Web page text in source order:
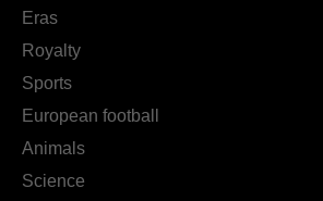
Eras
Royalty
Sports
European football
Animals
Science